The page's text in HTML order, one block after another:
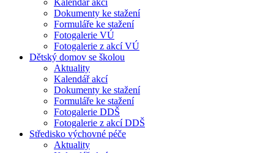
Kalendář akcí
Dokumenty ke stažení
Formuláře ke stažení
Fotogalerie VÚ
Fotogalerie z akcí VÚ
Dětský domov se školou
Aktuality
Kalendář akcí
Dokumenty ke stažení
Formuláře ke stažení
Fotogalerie DDŠ
Fotogalerie z akcí DDŠ
Středisko výchovné péče
Aktuality